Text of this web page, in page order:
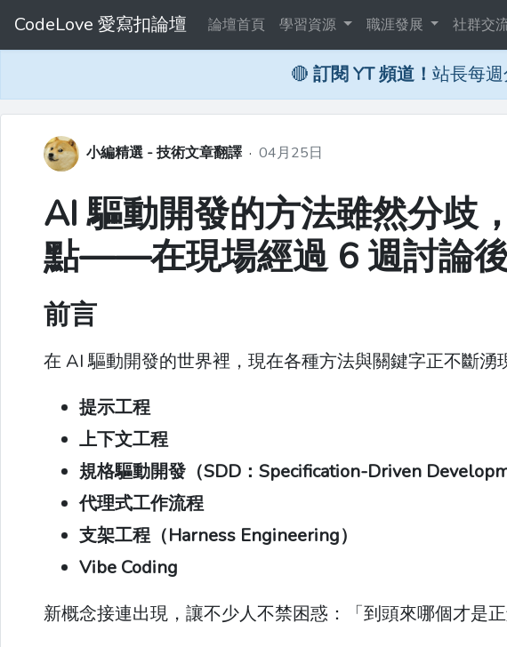
CodeLove 愛寫扣論壇 論壇首頁 學習資源 職涯發展 社群交
🔴 訂閱 YT 頻道！ 站長每
小編精選 - 技術文章翻譯 · 04月25日
AI 驅動開發的方法雖然分歧
點——在現場經過 6 週討論
前言
在 AI 驅動開發的世界裡，現在各種方法與關鍵字正不斷湧
提示工程
上下文工程
規格驅動開發（SDD：Specification-Driven
代理式工作流程
支架工程（Harness Engineering）
Vibe Coding
新概念接連出現，讓不少人不禁困惑：「到頭來哪個才是正